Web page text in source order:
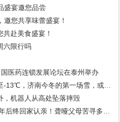
盛宴邀您品尝
您共享味蕾盛宴！
赴美食盛宴！
六限行吗
医药连锁发展论坛在泰州举办
南今冬的第一场雪，或跟去年同一时间！
，机器人从高处坠落摔毁
聋哑父母苦寻多年，母亲已抱憾离世丨红星寻人